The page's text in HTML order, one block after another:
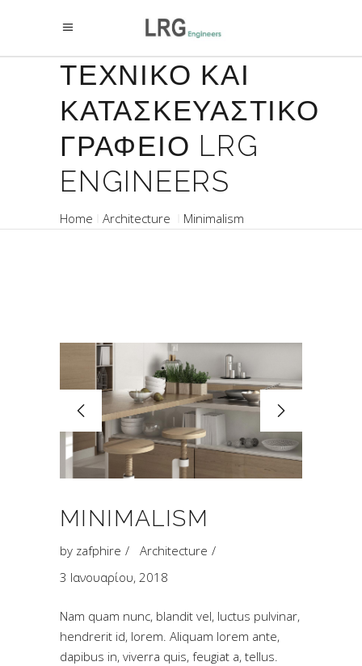
ΤΕΧΝΙΚΟ ΚΑΙ
ΚΑΤΑΣΚΕΥΑΣΤΙΚΟ
ΓΡΑΦΕΙΟ LRG
ENGINEERS
Home Architecture Minimalism
MINIMALISM
by zafphire
Architecture
3 Ιανουαρίου, 2018
Nam quam nunc, blandit vel, luctus pulvinar,
hendrerit id, lorem. Aliquam lorem ante,
dapibus in, viverra quis, feugiat a, tellus.